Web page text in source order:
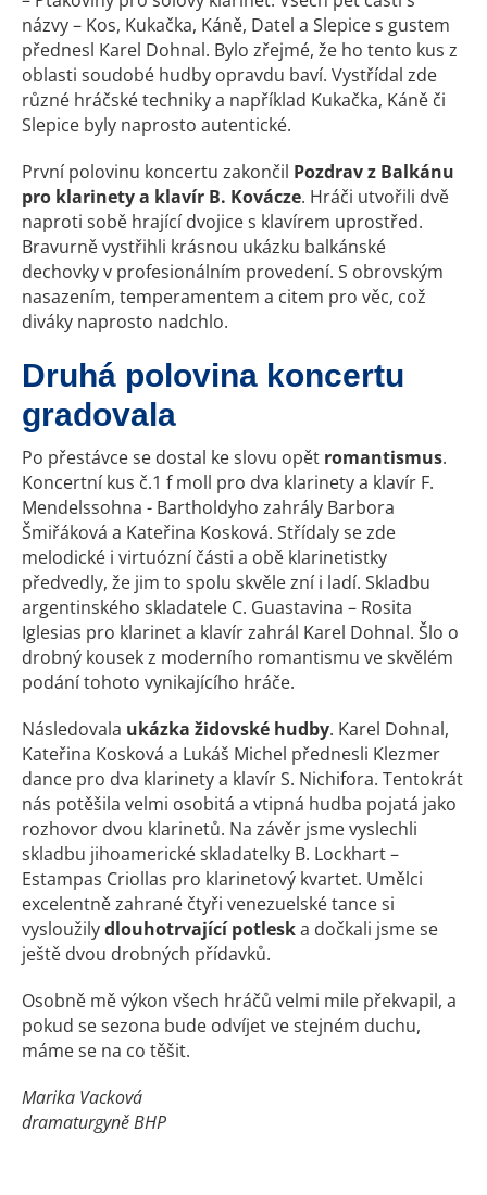
názvy – Kos, Kukačka, Káně, Datel a Slepice s gustem
přednesl Karel Dohnal. Bylo zřejmé, že ho tento kus z
oblasti soudobé hudby opravdu baví. Vystřídal zde
různé hráčské techniky a například Kukačka, Káně či
Slepice byly naprosto autentické.
První polovinu koncertu zakončil Pozdrav z Balkánu
pro klarinety a klavír B. Kovácze. Hráči utvořili dvě
naproti sobě hrající dvojice s klavírem uprostřed.
Bravurně vystřihli krásnou ukázku balkánské
dechovky v profesionálním provedení. S obrovským
nasazením, temperamentem a citem pro věc, což
diváky naprosto nadchlo.
Druhá polovina koncertu
gradovala
Po přestávce se dostal ke slovu opět romantismus.
Koncertní kus č.1 f moll pro dva klarinety a klavír F.
Mendelssohna - Bartholdyho zahrály Barbora
Šmiřáková a Kateřina Kosková. Střídaly se zde
melodické i virtuózní části a obě klarinetistky
předvedly, že jim to spolu skvěle zní i ladí. Skladbu
argentinského skladatele C. Guastavina – Rosita
Iglesias pro klarinet a klavír zahrál Karel Dohnal. Šlo o
drobný kousek z moderního romantismu ve skvělém
podání tohoto vynikajícího hráče.
Následovala ukázka židovské hudby. Karel Dohnal,
Kateřina Kosková a Lukáš Michel přednesli Klezmer
dance pro dva klarinety a klavír S. Nichifora. Tentokrát
nás potěšila velmi osobitá a vtipná hudba pojatá jako
rozhovor dvou klarinetů. Na závěr jsme vyslechli
skladbu jihoamerické skladatelky B. Lockhart –
Estampas Criollas pro klarinetový kvartet. Umělci
excelentně zahrané čtyři venezuelské tance si
vysloužilydlouhotrvající potleska dočkali jsme se
ještě dvou drobných přídavků.
Osobně mě výkon všech hráčů velmi mile překvapil, a
pokud se sezona bude odvíjet ve stejném duchu,
máme se na co těšit.
Marika Vacková
dramaturgyně BHP